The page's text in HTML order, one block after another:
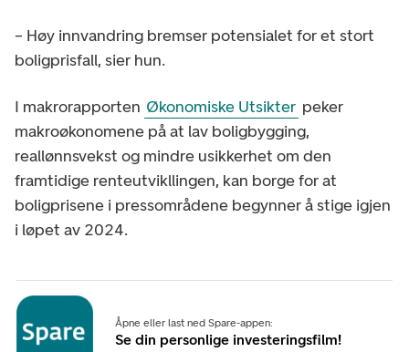
– Høy innvandring bremser potensialet for et stort
boligprisfall, sier hun.
I makrorapporten Økonomiske Utsikter peker
makroøkonomene på at lav boligbygging,
reallønnsvekst og mindre usikkerhet om den
framtidige renteutvikllingen, kan borge for at
boligprisene i pressområdene begynner å stige igjen
i løpet av 2024.
Åpne eller last ned Spare-appen:
Se din personlige investeringsfilm!